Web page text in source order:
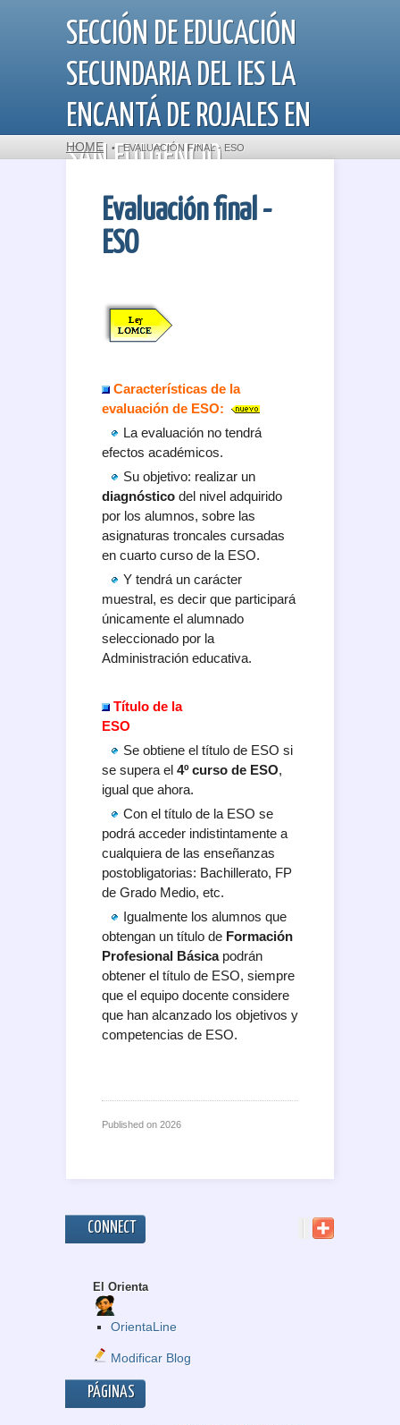
SECCIÓN DE EDUCACIÓN
SECUNDARIA DEL IES LA
ENCANTÁ DE ROJALES EN
SAN FULGENCIO
Departamento de Orientación
HOME •EVALUACIÓN FINAL - ESO
Evaluación final -
ESO
Características de la
evaluación de ESO:
La evaluación no tendrá
efectos académicos.
Su objetivo: realizar un
diagnóstico del nivel adquirido
por los alumnos, sobre las
asignaturas troncales cursadas
en cuarto curso de la ESO.
Y tendrá un carácter
muestral, es decir que participará
únicamente el alumnado
seleccionado por la
Administración educativa.
Título de la
ESO
Se obtiene el título de ESO si
se supera el 4º curso de ESO,
igual que ahora.
Con el título de la ESO se
podrá acceder indistintamente a
cualquiera de las enseñanzas
postobligatorias: Bachillerato, FP
de Grado Medio, etc.
Igualmente los alumnos que
obtengan un título de Formación
Profesional Básicapodrán
obtener el título de ESO, siempre
que el equipo docente considere
que han alcanzado los objetivos y
competencias de ESO.
Published on 2026
CONNECT
El Orienta
OrientaLine
Modificar Blog
PÁGINAS